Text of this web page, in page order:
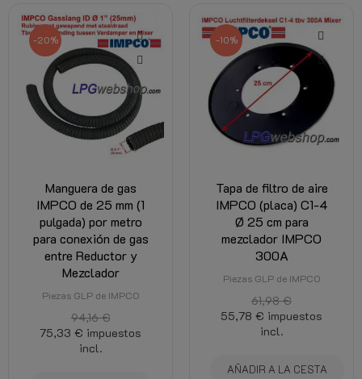
-20%
Manguera de gas
IMPCO de 25 mm (1
pulgada) por metro
para conexión de gas
entre Reductor y
Mezclador
Piezas GLP de IMPCO
94,16 €
75,33 € impuestos
incl.
-10%
Tapa de filtro de aire
IMPCO (placa) C1-4
Ø 25 cm para
mezclador IMPCO
300A
Piezas GLP de IMPCO
61,98 €
55,78 € impuestos
incl.
AÑADIR A LA CESTA